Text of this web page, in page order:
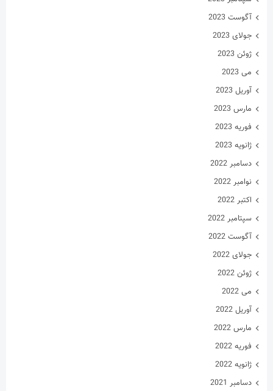
آگوست 2023
جولای 2023
ژوئن 2023
می 2023
آوریل 2023
مارس 2023
فوریه 2023
ژانویه 2023
دسامبر 2022
نوامبر 2022
اکتبر 2022
سپتامبر 2022
آگوست 2022
جولای 2022
ژوئن 2022
می 2022
آوریل 2022
مارس 2022
فوریه 2022
ژانویه 2022
دسامبر 2021